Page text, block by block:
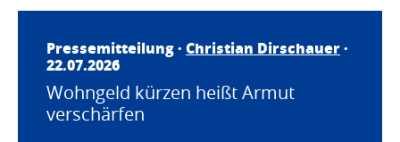
Pressemitteilung · Christian Dirschauer·
22.07.2026
Wohngeld kürzen heißt Armut
verschärfen